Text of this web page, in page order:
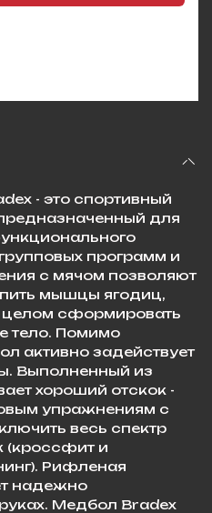
- это спортивный
для
программ и
с мячом позволяют
мышцы ягодиц,
целом сформировать
тело. Помимо
активно задействует
Выполненный из
хороший отскок -
упражнениям с
весь спектр
(кроссфит и
Рифленая
надежно
Медбол Bradex